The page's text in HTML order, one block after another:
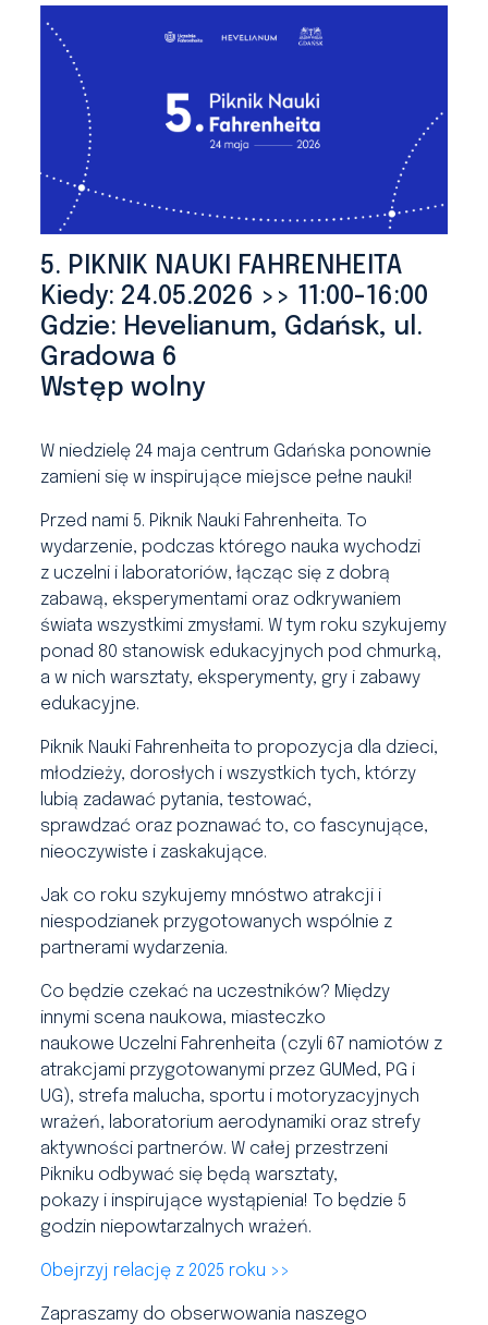
5. PIKNIK NAUKI FAHRENHEITA
Kiedy: 24.05.2026 >> 11:00-16:00
Gdzie: Hevelianum, Gdańsk, ul.
Gradowa 6
Wstęp wolny
W niedzielę 24 maja centrum Gdańska ponownie
zamieni się w inspirujące miejsce pełne nauki!
Przed nami 5. Piknik Nauki Fahrenheita. To
wydarzenie, podczas którego nauka wychodzi
z uczelni i laboratoriów, łącząc się z dobrą
zabawą, eksperymentami oraz odkrywaniem
świata wszystkimi zmysłami. W tym roku szykujemy
ponad 80 stanowisk edukacyjnych pod chmurką,
a w nich warsztaty, eksperymenty, gry i zabawy
edukacyjne.
Piknik Nauki Fahrenheita to propozycja dla dzieci,
młodzieży, dorosłych i wszystkich tych, którzy
lubią zadawać pytania, testować,
sprawdzać oraz poznawać to, co fascynujące,
nieoczywiste i zaskakujące.
Jak co roku szykujemy mnóstwo atrakcji i
niespodzianek przygotowanych wspólnie z
partnerami wydarzenia.
Co będzie czekać na uczestników? Między
innymi scena naukowa, miasteczko
naukowe Uczelni Fahrenheita (czyli 67 namiotów z
atrakcjami przygotowanymi przez GUMed, PG i
UG), strefa malucha, sportu i motoryzacyjnych
wrażeń, laboratorium aerodynamiki oraz strefy
aktywności partnerów. W całej przestrzeni
Pikniku odbywać się będą warsztaty,
pokazy i inspirujące wystąpienia! To będzie 5
godzin niepowtarzalnych wrażeń.
Obejrzyj relację z 2025 roku >>
Zapraszamy do obserwowania naszego